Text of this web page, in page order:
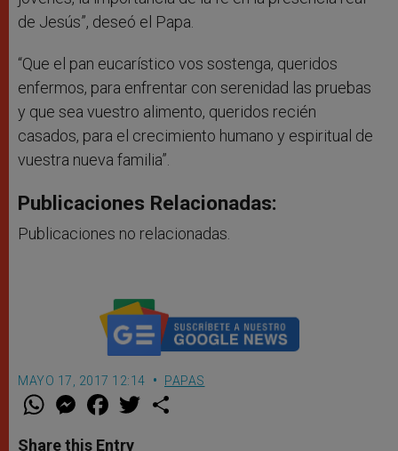
de Jesús”, deseó el Papa.
“Que el pan eucarístico vos sostenga, queridos
enfermos, para enfrentar con serenidad las pruebas
y que sea vuestro alimento, queridos recién
casados, para el crecimiento humano y espiritual de
vuestra nueva familia”.
Publicaciones Relacionadas:
Publicaciones no relacionadas.
MAYO 17, 2017 12:14 PAPAS
W
t
M
e
s
F
a
e
w
Share this Entry